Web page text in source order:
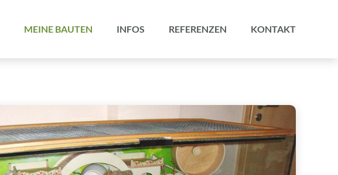
MEINE BAUTEN INFOS REFERENZEN KONTAKT